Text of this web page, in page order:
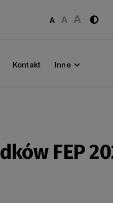
Kontakt Inne
FEP